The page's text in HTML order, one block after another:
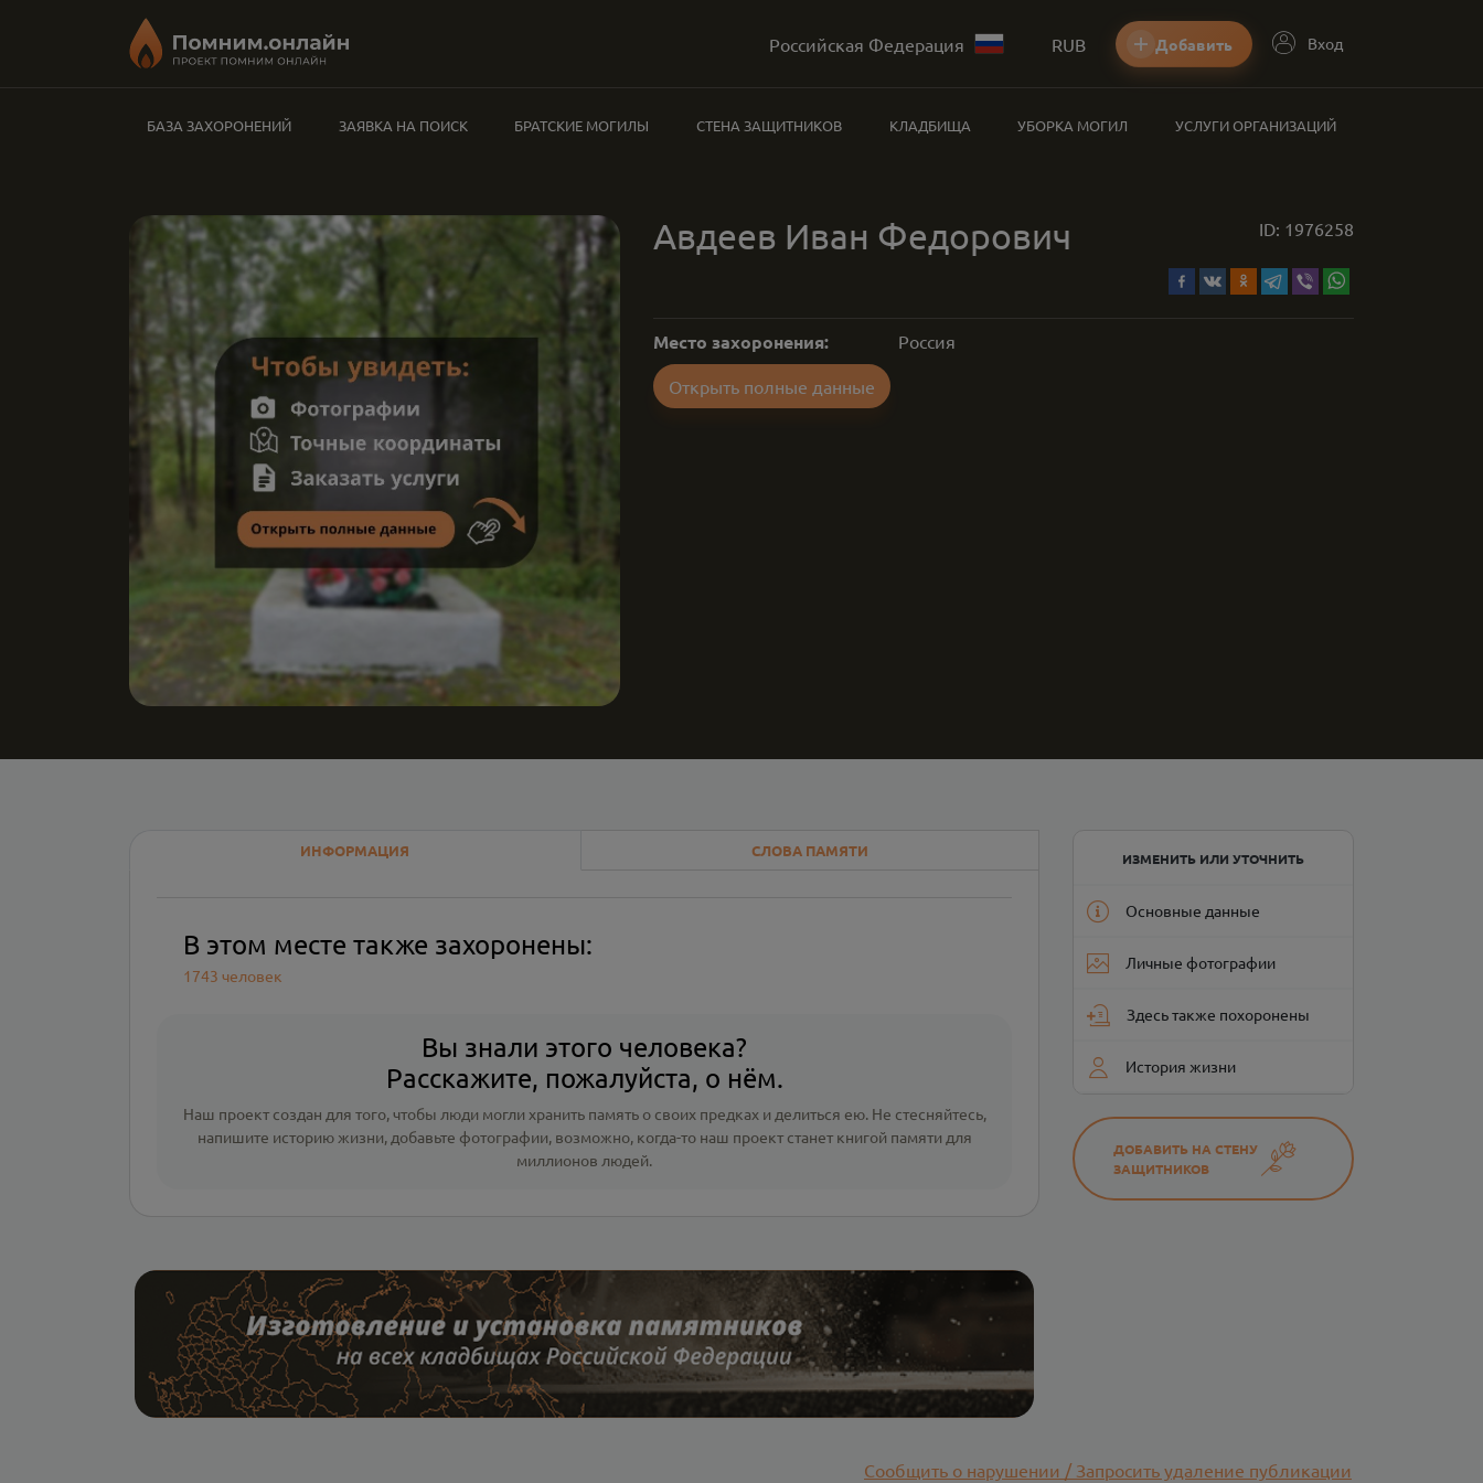
Российская Федерация RUB Добавить Вход
БАЗА ЗАХОРОНЕНИЙ ЗАЯВКА НА ПОИСК БРАТСКИЕ МОГИЛЫ СТЕНА ЗАЩИТНИКОВ КЛАДБИЩА УБОРКА МОГИЛ УСЛУГИ ОРГАНИЗАЦИЙ
Авдеев Иван Федорович ID: 1976258
Место захоронения: Россия
Открыть полные данные
ИНФОРМАЦИЯ СЛОВА ПАМЯТИ
В этом месте также захоронены:
1743 человек
Вы знали этого человека?
Расскажите, пожалуйста, о нём.
Наш проект создан для того, чтобы люди могли хранить память о своих предках и делиться ею. Не стесняйтесь,
напишите историю жизни, добавьте фотографии, возможно, когда-то наш проект станет книгой памяти для
миллионов людей.
ИЗМЕНИТЬ ИЛИ УТОЧНИТЬ
Основные данные
Личные фотографии
Здесь также похоронены
История жизни
ДОБАВИТЬ НА СТЕНУ
ЗАЩИТНИКОВ
Сообщить о нарушении / Запросить удаление публикации